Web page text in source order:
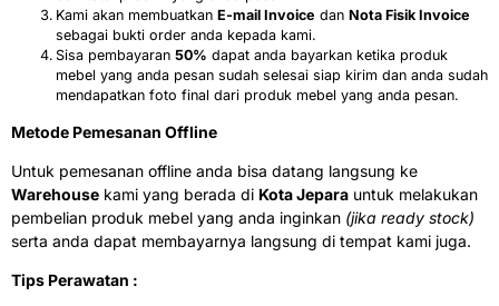
Kami akan membuatkan E-mail Invoice dan Nota Fisik Invoice
sebagai bukti order anda kepada kami.
Sisa pembayaran 50% dapat anda bayarkan ketika produk
mebel yang anda pesan sudah selesai siap kirim dan anda sudah
mendapatkan foto final dari produk mebel yang anda pesan.
Metode Pemesanan Offline
Untuk pemesanan offline anda bisa datang langsung ke
Warehouse kami yang berada di Kota Jepara untuk melakukan
pembelian produk mebel yang anda inginkan (jika ready stock)
serta anda dapat membayarnya langsung di tempat kami juga.
Tips Perawatan :